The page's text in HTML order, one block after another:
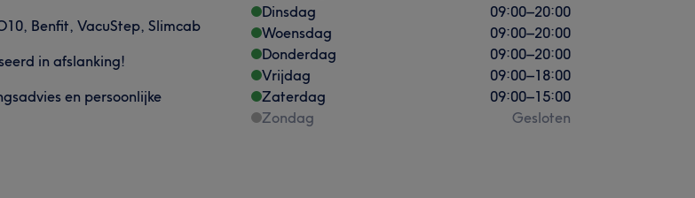
Benfit, VacuStep, Slimcab
in afslanking!
en persoonlijke
Dinsdag
09:00–20:00
Woensdag
09:00–20:00
Donderdag
09:00–20:00
Vrijdag
09:00–18:00
Zaterdag
09:00–15:00
Zondag
Gesloten